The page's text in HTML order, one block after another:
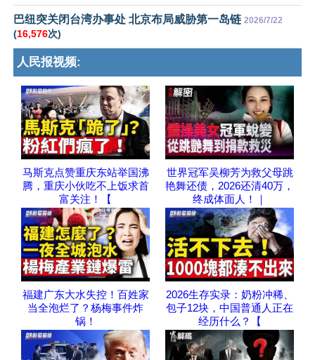
巴纽突关闭台湾办事处 北京布局威胁第一岛链 2026/7/22
(16,576次)
人民报视频:
马斯克点赞重庆东站举国沸
腾，重庆小伙吃不上饭求首
富关注！【
世界冠军吴柳芳为救父母跳
艳舞还债，2026还清40万，
终成体面人！｜
福建广东大水失控！百姓家
当全泡烂了？杨梅事件炸
锅！
2026生存实录：奶粉冲稀、
包子12块，中国普通人正在
经历什么？【